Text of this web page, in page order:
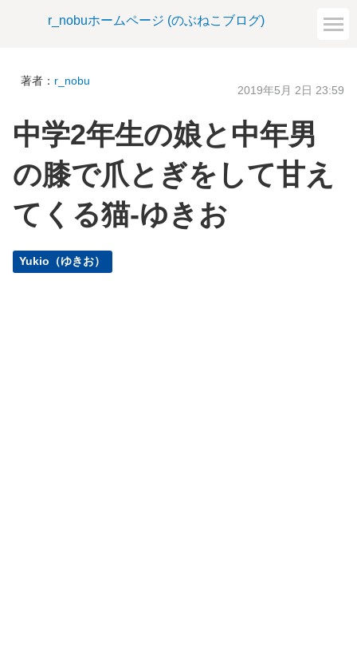
r_nobuホームページ (のぶねこブログ)
著者： r_nobu
2019年5月 2日 23:59
中学2年生の娘と中年男
の膝で爪とぎをして甘え
てくる猫-ゆきお
Yukio（ゆきお）